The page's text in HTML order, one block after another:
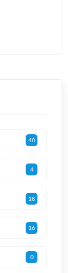
40
4
18
16
0